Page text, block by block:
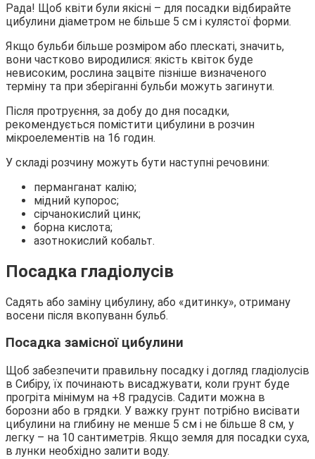
Рада! Щоб квіти були якісні – для посадки відбирайте
цибулини діаметром не більше 5 см і кулястої форми.
Якщо бульби більше розміром або плескаті, значить,
вони частково виродилися: якість квіток буде
невисоким, рослина зацвіте пізніше визначеного
терміну та при зберіганні бульби можуть загинути.
Після протруєння, за добу до дня посадки,
рекомендується помістити цибулини в розчин
мікроелементів на 16 годин.
У складі розчину можуть бути наступні речовини:
перманганат калію;
мідний купорос;
сірчанокислий цинк;
борна кислота;
азотнокислий кобальт.
Посадка гладіолусів
Садять або заміну цибулину, або «дитинку», отриману
восени після вкопуванн бульб.
Посадка замісної цибулини
Щоб забезпечити правильну посадку і догляд гладіолусів
в Сибіру, їх починають висаджувати, коли грунт буде
прогріта мінімум на +8 градусів. Садити можна в
борозни або в грядки. У важку грунт потрібно висівати
цибулини на глибину не менше 5 см і не більше 8 см, у
легку – на 10 сантиметрів. Якщо земля для посадки суха,
в лунки необхідно залити воду.